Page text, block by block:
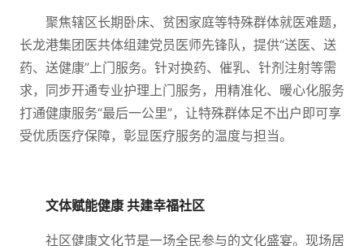
聚焦辖区长期卧床、贫困家庭等特殊群体就医难题，
长龙港集团医共体组建党员医师先锋队，提供“送医、送
药、送健康”上门服务。针对换药、催乳、针剂注射等需
求，同步开通专业护理上门服务，用精准化、暖心化服务
打通健康服务“最后一公里”，让特殊群体足不出户即可享
受优质医疗保障，彰显医疗服务的温度与担当。
文体赋能健康 共建幸福社区
社区健康文化节是一场全民参与的文化盛宴。现场居